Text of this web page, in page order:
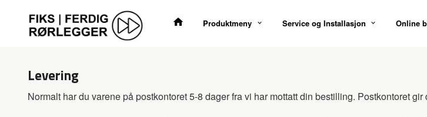
innholdet
Produktmeny Service og Installasjon Online
Levering
Normalt har du varene på postkontoret 5-8 dager fra vi har mottatt din bestilling. Postkontoret